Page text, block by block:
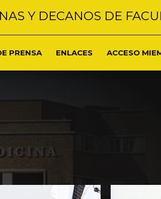
Y DECANOS DE
PRENSA ENLACES ACCESO